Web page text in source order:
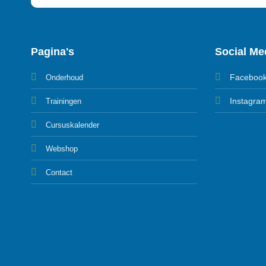
Pagina's
Onderhoud
Trainingen
Cursuskalender
Webshop
Contact
Social